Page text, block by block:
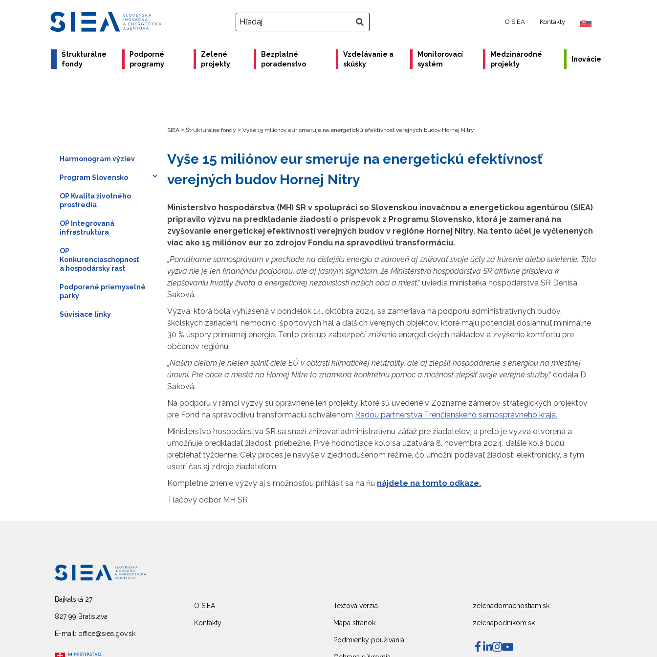
O SIEA Kontakty
Štrukturálne
fondy
Podporné
programy
Zelené
projekty
Bezplatné
poradenstvo
Vzdelávanie a
skúšky
Monitorovací
systém
Medzinárodné
projekty
Inovácie
SIEA > Štrukturálne fondy > Vyše 15 miliónov eur smeruje na energetickú efektívnosť verejných budov Hornej Nitry
Vyše 15 miliónov eur smeruje na energetickú efektívnosť
verejných budov Hornej Nitry
Ministerstvo hospodárstva (MH) SR v spolupráci so Slovenskou inovačnou a energetickou agentúrou (SIEA)
pripravilo výzvu na predkladanie žiadostí o príspevok z Programu Slovensko, ktorá je zameraná na
zvyšovanie energetickej efektívnosti verejných budov v regióne Hornej Nitry. Na tento účel je vyčlenených
viac ako 15 miliónov eur zo zdrojov Fondu na spravodlivú transformáciu.
„Pomáhame samosprávam v prechode na čistejšiu energiu a zároveň aj znižovať svoje účty za kúrenie alebo svietenie. Táto
výzva nie je len finančnou podporou, ale aj jasným signálom, že Ministerstvo hospodárstva SR aktívne prispieva k
zlepšovaniu kvality života a energetickej nezávislosti našich obcí a miest,“ uviedla ministerka hospodárstva SR Denisa
Saková.
Výzva, ktorá bola vyhlásená v pondelok 14. októbra 2024, sa zameriava na podporu administratívnych budov,
školských zariadení, nemocníc, športových hál a ďalších verejných objektov, ktoré majú potenciál dosiahnuť minimálne
30 % úspory primárnej energie. Tento prístup zabezpečí zníženie energetických nákladov a zvýšenie komfortu pre
občanov regiónu.
„Naším cieľom je nielen splniť ciele EÚ v oblasti klimatickej neutrality, ale aj zlepšiť hospodárenie s energiou na miestnej
úrovni. Pre obce a mestá na Hornej Nitre to znamená konkrétnu pomoc a možnosť zlepšiť svoje verejné služby,“ dodala D.
Saková.
Na podporu v rámci výzvy sú oprávnené len projekty, ktoré sú uvedené v Zozname zámerov strategických projektov
pre Fond na spravodlivú transformáciu schválenom Radou partnerstva Trenčianskeho samosprávneho kraja.
Ministerstvo hospodárstva SR sa snaží znižovať administratívnu záťaž pre žiadateľov, a preto je výzva otvorená a
umožňuje predkladať žiadosti priebežne. Prvé hodnotiace kolo sa uzatvára 8. novembra 2024, ďalšie kolá budú
prebiehať týždenne. Celý proces je navyše v zjednodušenom režime, čo umožní podávať žiadosti elektronicky, a tým
ušetrí čas aj zdroje žiadateľom.
Kompletné znenie výzvy aj s možnosťou prihlásiť sa na ňu nájdete na tomto odkaze.
Tlačový odbor MH SR
Harmonogram výziev
Program Slovensko
OP Kvalita životného
prostredia
OP Integrovaná
infraštruktúra
OP
Konkurenciaschopnosť
a hospodársky rast
Podporené priemyselné
parky
Súvisiace linky
Bajkalská 27
827 99 Bratislava
E-mail: office@siea.gov.sk
O SIEA
Kontakty
Textová verzia
Mapa stránok
Podmienky používania
zelenadomacnostiam.sk
zelenapodnikom.sk